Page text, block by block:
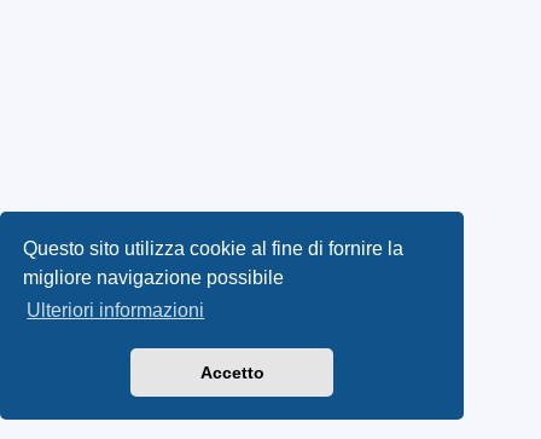
Questo sito utilizza cookie al fine di fornire la
migliore navigazione possibile
Ulteriori informazioni
Accetto